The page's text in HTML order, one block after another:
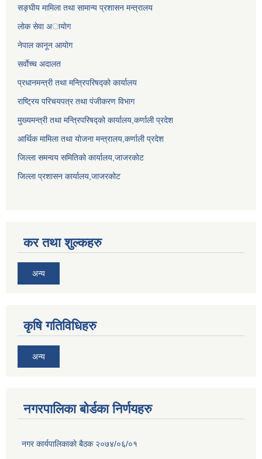
सङ्घीय मामिला तथा सामान्य प्रशासन मन्त्रालय
लाेक सेवा अायाेग
नेपाल कानून आयोग
सर्वाेच्च अदालत
प्रधानमन्त्री तथा मन्त्रिपरिषद्को कार्यालय
राष्ट्रिय परिचयपत्र तथा पंजीकरण विभाग
मुख्यमन्त्री तथा मन्त्रिपरिषद्को कार्यालय,कर्णाली प्रदेश
आर्थिक मामिला तथा योजना मन्त्रालय,कर्णाली प्रदेश
जिल्ला समन्वय समितिको कार्यालय,जाजरकाेट
जिल्ला प्रशासन कार्यालय,जाजरकोट
कर तथा शुल्कहरु
अन्य
कृषि गतिविधिहरु
अन्य
नगरपालिका बोर्डका निर्णयहरु
नगर कार्यपालिकाकाे बैठक २०७४/०६/०१